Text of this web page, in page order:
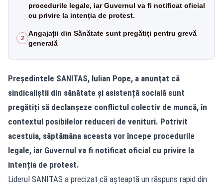
procedurile legale, iar Guvernul va fi notificat oficial
cu privire la intenția de protest.
2
Angajații din Sănătate sunt pregătiți pentru grevă
generală
Președintele SANITAS, Iulian Pope, a anunțat că
sindicaliștii din sănătate și asistență socială sunt
pregătiți să declanșeze conflictul colectiv de muncă, în
contextul posibilelor reduceri de venituri. Potrivit
acestuia, săptămâna aceasta vor începe procedurile
legale, iar Guvernul va fi notificat oficial cu privire la
intenția de protest.
Liderul SANITAS a precizat că așteaptă un răspuns rapid din